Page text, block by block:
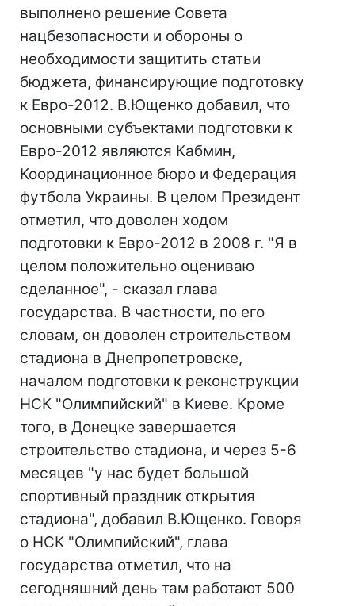
выполнено решение Совета
нацбезопасности и обороны о
необходимости защитить статьи
бюджета, финансирующие подготовку
к Евро-2012. В.Ющенко добавил, что
основными субъектами подготовки к
Евро-2012 являются Кабмин,
Координационное бюро и Федерация
футбола Украины. В целом Президент
отметил, что доволен ходом
подготовки к Евро-2012 в 2008 г. "Я в
целом положительно оцениваю
сделанное", - сказал глава
государства. В частности, по его
словам, он доволен строительством
стадиона в Днепропетровске,
началом подготовки к реконструкции
НСК "Олимпийский" в Киеве. Кроме
того, в Донецке завершается
строительство стадиона, и через 5-6
месяцев "у нас будет большой
спортивный праздник открытия
стадиона", добавил В.Ющенко. Говоря
о НСК "Олимпийский", глава
государства отметил, что на
сегодняшний день там работают 500